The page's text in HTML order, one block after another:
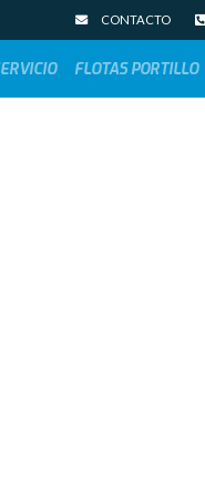
CONTACTO
FLOTAS PORTILLO